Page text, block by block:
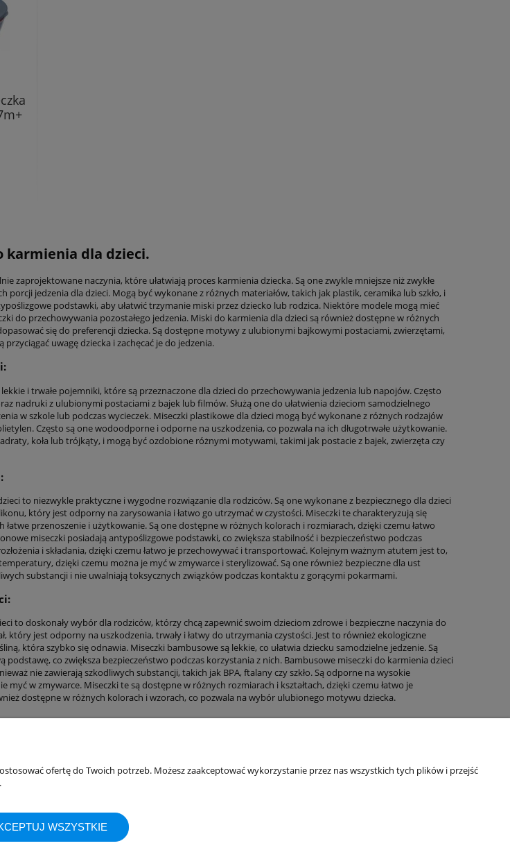
karmienia dla dzieci.
zaprojektowane naczynia, które ułatwiają proces karmienia dziecka. Są one zwykle mniejsze niż zwykłe
porcji jedzenia dla dzieci. Mogą być wykonane z różnych materiałów, takich jak plastik, ceramika lub szkło, i
podstawki, aby ułatwić trzymanie miski przez dziecko lub rodzica. Niektóre modele mogą mieć
do przechowywania pozostałego jedzenia. Miski do karmienia dla dzieci są również dostępne w różnych
się do preferencji dziecka. Są dostępne motywy z ulubionymi bajkowymi postaciami, zwierzętami,
uwagę dziecka i zachęcać je do jedzenia.
i trwałe pojemniki, które są przeznaczone dla dzieci do przechowywania jedzenia lub napojów. Często
nadruki z ulubionymi postaciami z bajek lub filmów. Służą one do ułatwienia dzieciom samodzielnego
w szkole lub podczas wycieczek. Miseczki plastikowe dla dzieci mogą być wykonane z różnych rodzajów
Często są one wodoodporne i odporne na uszkodzenia, co pozwala na ich długotrwałe użytkowanie.
koła lub trójkąty, i mogą być ozdobione różnymi motywami, takimi jak postacie z bajek, zwierzęta czy
to niezwykle praktyczne i wygodne rozwiązanie dla rodziców. Są one wykonane z bezpiecznego dla dzieci
który jest odporny na zarysowania i łatwo go utrzymać w czystości. Miseczki te charakteryzują się
łatwe przenoszenie i użytkowanie. Są one dostępne w różnych kolorach i rozmiarach, dzięki czemu łatwo
miseczki posiadają antypoślizgowe podstawki, co zwiększa stabilność i bezpieczeństwo podczas
i składania, dzięki czemu łatwo je przechowywać i transportować. Kolejnym ważnym atutem jest to,
dzięki czemu można je myć w zmywarce i sterylizować. Są one również bezpieczne dla ust
substancji i nie uwalniają toksycznych związków podczas kontaktu z gorącymi pokarmami.
to doskonały wybór dla rodziców, którzy chcą zapewnić swoim dzieciom zdrowe i bezpieczne naczynia do
który jest odporny na uszkodzenia, trwały i łatwy do utrzymania czystości. Jest to również ekologiczne
która szybko się odnawia. Miseczki bambusowe są lekkie, co ułatwia dziecku samodzielne jedzenie. Są
co zwiększa bezpieczeństwo podczas korzystania z nich. Bambusowe miseczki do karmienia dzieci
nie zawierają szkodliwych substancji, takich jak BPA, ftalany czy szkło. Są odporne na wysokie
myć w zmywarce. Miseczki te są dostępne w różnych rozmiarach i kształtach, dzięki czemu łatwo je
dostępne w różnych kolorach i wzorach, co pozwala na wybór ulubionego motywu dziecka.
Moje konto
Ustawienia konta
Przechowalnia
Informacje o sklepie
ofertę do Twoich potrzeb. Możesz zaakceptować wykorzystanie przez nas wszystkich tych plików i przejść
WSZYSTKIE